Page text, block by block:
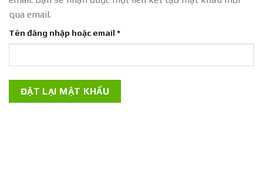
qua email.
Tên đăng nhập hoặc email *Bắt
buộc
ĐẶT LẠI MẬT KHẨU